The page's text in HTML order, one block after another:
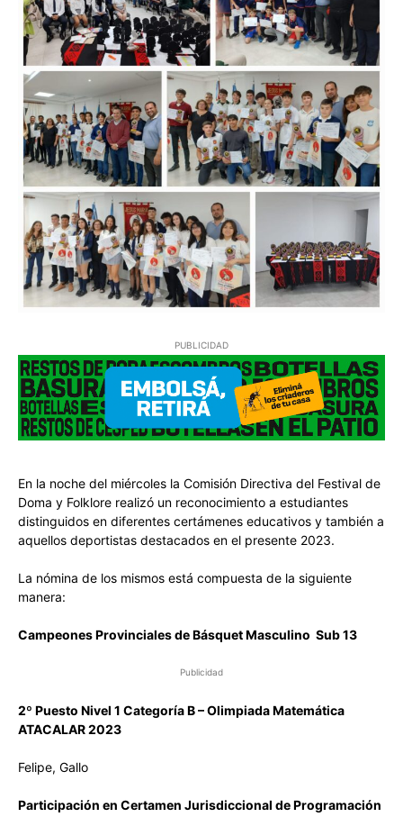
PUBLICIDAD
En la noche del miércoles la Comisión Directiva del Festival de
Doma y Folklore realizó un reconocimiento a estudiantes
distinguidos en diferentes certámenes educativos y también a
aquellos deportistas destacados en el presente 2023.
La nómina de los mismos está compuesta de la siguiente
manera:
Campeones Provinciales de Básquet Masculino Sub 13
Publicidad
2º Puesto Nivel 1 Categoría B – Olimpiada Matemática
ATACALAR 2023
Felipe, Gallo
Participación en Certamen Jurisdiccional de Programación